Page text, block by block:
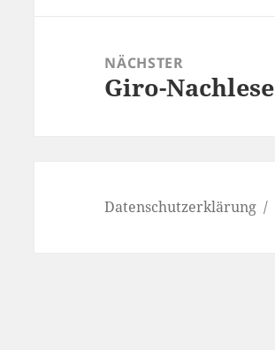
NÄCHSTER
Nächster
Giro-Nachlese
Datenschutzerklärung